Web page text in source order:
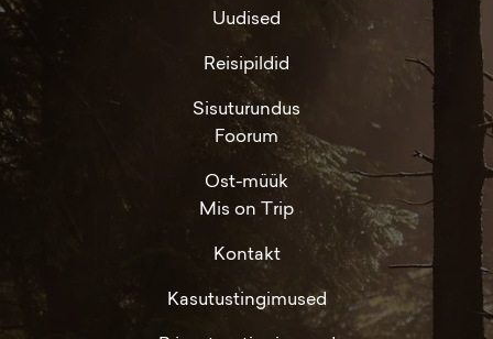
Uudised
Reisipildid
Sisuturundus
Foorum
Ost-müük
Mis on Trip
Kontakt
Kasutustingimused